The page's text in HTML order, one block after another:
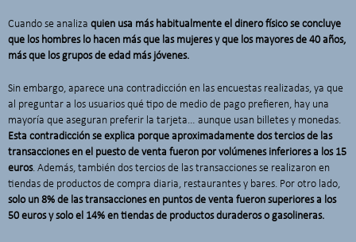
Cuando se analiza quien usa más habitualmente el dinero físico se concluye
que los hombres lo hacen más que las mujeres y que los mayores de 40 años,
más que los grupos de edad más jóvenes.
Sin embargo, aparece una contradicción en las encuestas realizadas, ya que
al preguntar a los usuarios qué tipo de medio de pago prefieren, hay una
mayoría que aseguran preferir la tarjeta… aunque usan billetes y monedas.
Esta contradicción se explica porque aproximadamente dos tercios de las
transacciones en el puesto de venta fueron por volúmenes inferiores a los 15
euros. Además, también dos tercios de las transacciones se realizaron en
tiendas de productos de compra diaria, restaurantes y bares. Por otro lado,
solo un 8% de las transacciones en puntos de venta fueron superiores a los
50 euros y solo el 14% en tiendas de productos duraderos o gasolineras.